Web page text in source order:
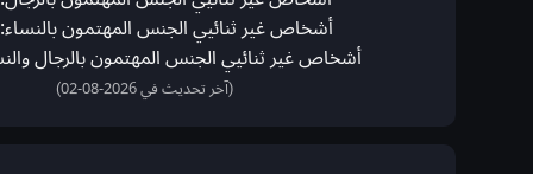
أشخاص غير ثنائيي الجنس المهتمون بالنساء:
أشخاص غير ثنائيي الجنس المهتمون بالرجال
(آخر تحديث في 2026-08-02)